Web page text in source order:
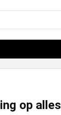
op alles